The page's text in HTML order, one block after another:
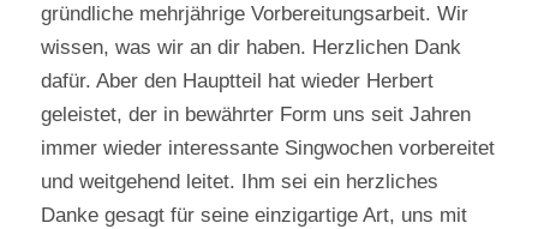
gründliche mehrjährige Vorbereitungsarbeit. Wir
wissen, was wir an dir haben. Herzlichen Dank
dafür. Aber den Hauptteil hat wieder Herbert
geleistet, der in bewährter Form uns seit Jahren
immer wieder interessante Singwochen vorbereitet
und weitgehend leitet. Ihm sei ein herzliches
Danke gesagt für seine einzigartige Art, uns mit